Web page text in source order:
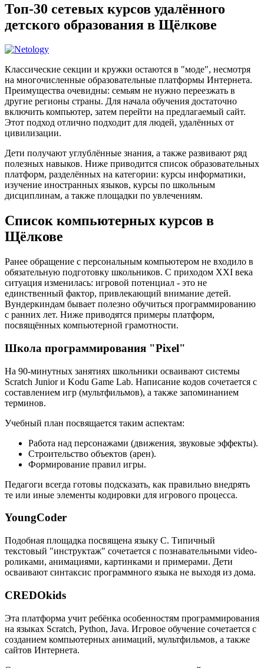
Топ-30 сетевых курсов удалённого
детского образования в Щёлкове
Классические секции и кружки остаются в "моде", несмотря
на многочисленные образовательные платформы Интернета.
Преимущества очевидны: семьям не нужно переезжать в
другие регионы страны. Для начала обучения достаточно
включить компьютер, затем перейти на предлагаемый сайт.
Этот подход отлично подходит для людей, удалённых от
цивилизации.
Дети получают углублённые знания, а также развивают ряд
полезных навыков. Ниже приводится список образовательных
платформ, разделённых на категории: курсы информатики,
изучение иностранных языков, курсы по школьным
дисциплинам, а также площадки по увлечениям.
Список компьютерных курсов в
Щёлкове
Ранее обращение с персональным компьютером не входило в
обязательную подготовку школьников. С приходом XXI века
ситуация изменилась: игровой потенциал - это не
единственный фактор, привлекающий внимание детей.
Вундеркиндам бывает полезно обучиться программированию
с ранних лет. Ниже приводятся примеры платформ,
посвящённых компьютерной грамотности.
Школа программирования "Pixel"
На 90-минутных занятиях школьники осваивают системы
Scratch Junior и Kodu Game Lab. Написание кодов сочетается с
составлением игр (мультфильмов), а также запоминанием
терминов.
Учебный план посвящается таким аспектам:
Работа над персонажами (движения, звуковые эффекты).
Строительство объектов (арен).
Формирование правил игры.
Педагоги всегда готовы подсказать, как правильно внедрять
те или иные элементы кодировки для игрового процесса.
YoungCoder
Подобная площадка посвящена языку C. Типичный
текстовый "инструктаж" сочетается с познавательными video-
роликами, анимациями, картинками и примерами. Дети
осваивают синтаксис программного языка не выходя из дома.
CREDOkids
Эта платформа учит ребёнка особенностям программирования
на языках Scratch, Python, Java. Игровое обучение сочетается с
созданием компьютерных анимаций, мультфильмов, а также
сайтов Интернета.